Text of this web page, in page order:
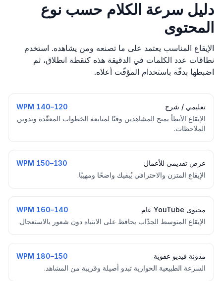
دليل سرعة الكلام حسب نوع
المحتوى
الإيقاع المناسب يعتمد على ما تصنعه ومن يشاهده. استخدم
نطاقات عدد الكلمات في الدقيقة هذه كنقطة انطلاق، ثم
اضبطها بدقّة باستخدام المؤقّت أعلاه.
تعليمي / شرح
120–140 WPM
الإيقاع الأبطأ يمنح المشاهدين وقتًا لمتابعة الخطوات المعقّدة وتدوين
الملاحظات.
عرض تقديمي للأعمال
130–150 WPM
الإيقاع المتزن والاحترافي يُبقيك واضحًا ومهيبًا.
محتوى YouTube عام
140–160 WPM
الإيقاع المتوسط الجذّاب يحافظ على الانتباه دون شعور بالاستعجال.
مدونة فيديو عفوية
150–180 WPM
السرعة الطبيعية الحوارية تبدو أصيلة وقريبة من المشاهد.